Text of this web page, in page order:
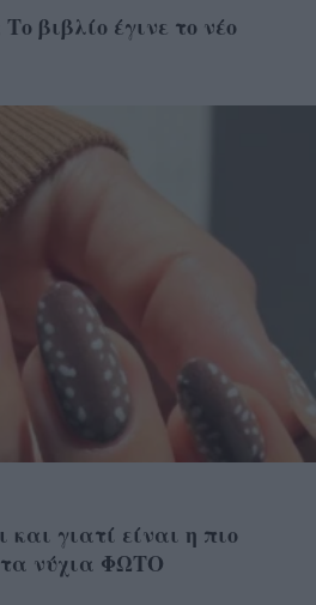
βιβλίο έγινε το νέο
και γιατί είναι η πιο
νύχια ΦΩΤΟ